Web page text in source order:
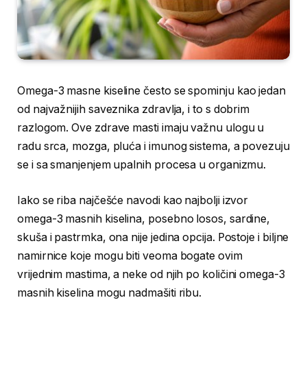
Omega-3 masne kiseline često se spominju kao jedan
od najvažnijih saveznika zdravlja, i to s dobrim
razlogom. Ove zdrave masti imaju važnu ulogu u
radu srca, mozga, pluća i imunog sistema, a povezuju
se i sa smanjenjem upalnih procesa u organizmu.
Iako se riba najčešće navodi kao najbolji izvor
omega-3 masnih kiselina, posebno losos, sardine,
skuša i pastrmka, ona nije jedina opcija. Postoje i biljne
namirnice koje mogu biti veoma bogate ovim
vrijednim mastima, a neke od njih po količini omega-3
masnih kiselina mogu nadmašiti ribu.